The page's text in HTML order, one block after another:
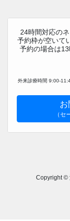
24時間対応の
予約枠が空いて
予約の場合は
外来診療時間 9:00-
お
（セ
Copyright ©